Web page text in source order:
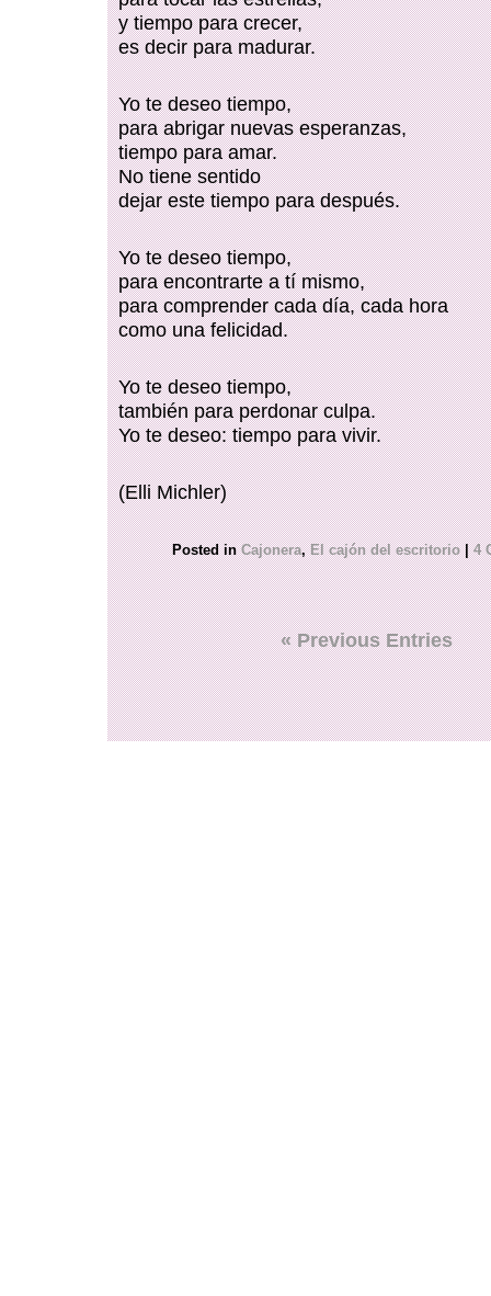
y tiempo para crecer,
es decir para madurar.
Yo te deseo tiempo,
para abrigar nuevas esperanzas,
tiempo para amar.
No tiene sentido
dejar este tiempo para después.
Yo te deseo tiempo,
para encontrarte a tí mismo,
para comprender cada día, cada hora
como una felicidad.
Yo te deseo tiempo,
también para perdonar culpa.
Yo te deseo: tiempo para vivir.
(Elli Michler)
Posted inCajonera,El cajón del escritorio | 4
« Previous Entries